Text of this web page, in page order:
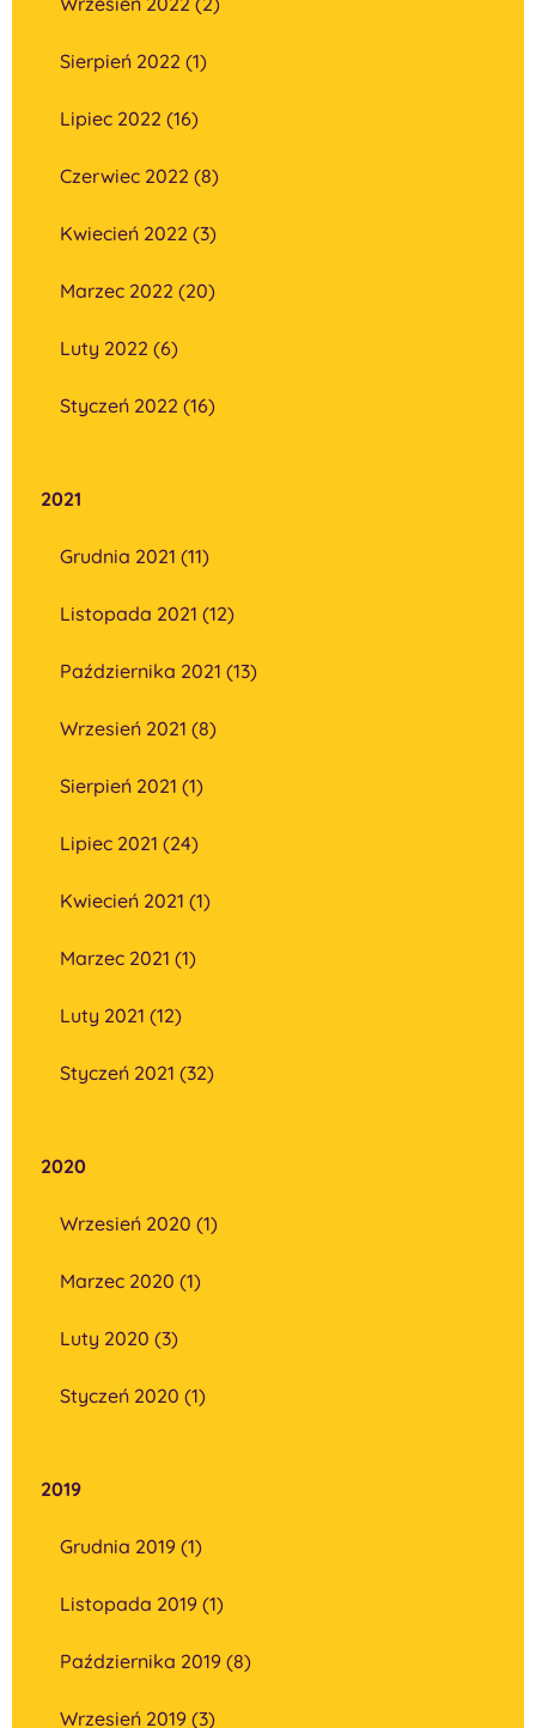
Sierpień 2022 (1)
Lipiec 2022 (16)
Czerwiec 2022 (8)
Kwiecień 2022 (3)
Marzec 2022 (20)
Luty 2022 (6)
Styczeń 2022 (16)
2021
Grudnia 2021 (11)
Listopada 2021 (12)
Października 2021 (13)
Wrzesień 2021 (8)
Sierpień 2021 (1)
Lipiec 2021 (24)
Kwiecień 2021 (1)
Marzec 2021 (1)
Luty 2021 (12)
Styczeń 2021 (32)
2020
Wrzesień 2020 (1)
Marzec 2020 (1)
Luty 2020 (3)
Styczeń 2020 (1)
2019
Grudnia 2019 (1)
Listopada 2019 (1)
Października 2019 (8)
Wrzesień 2019 (3)